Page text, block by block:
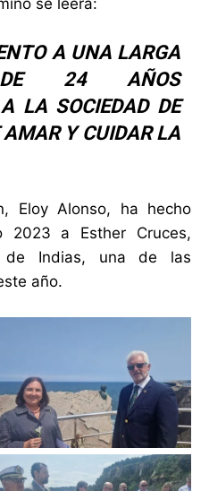
se leerá:
A UNA LARGA
DE 24 AÑOS
LA SOCIEDAD DE
Y CUIDAR LA
Eloy Alonso, ha hecho
2023 a Esther Cruces,
de Indias, una de las
año.